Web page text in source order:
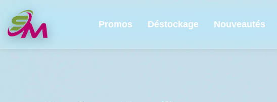
Promos Déstockage Nouveautés